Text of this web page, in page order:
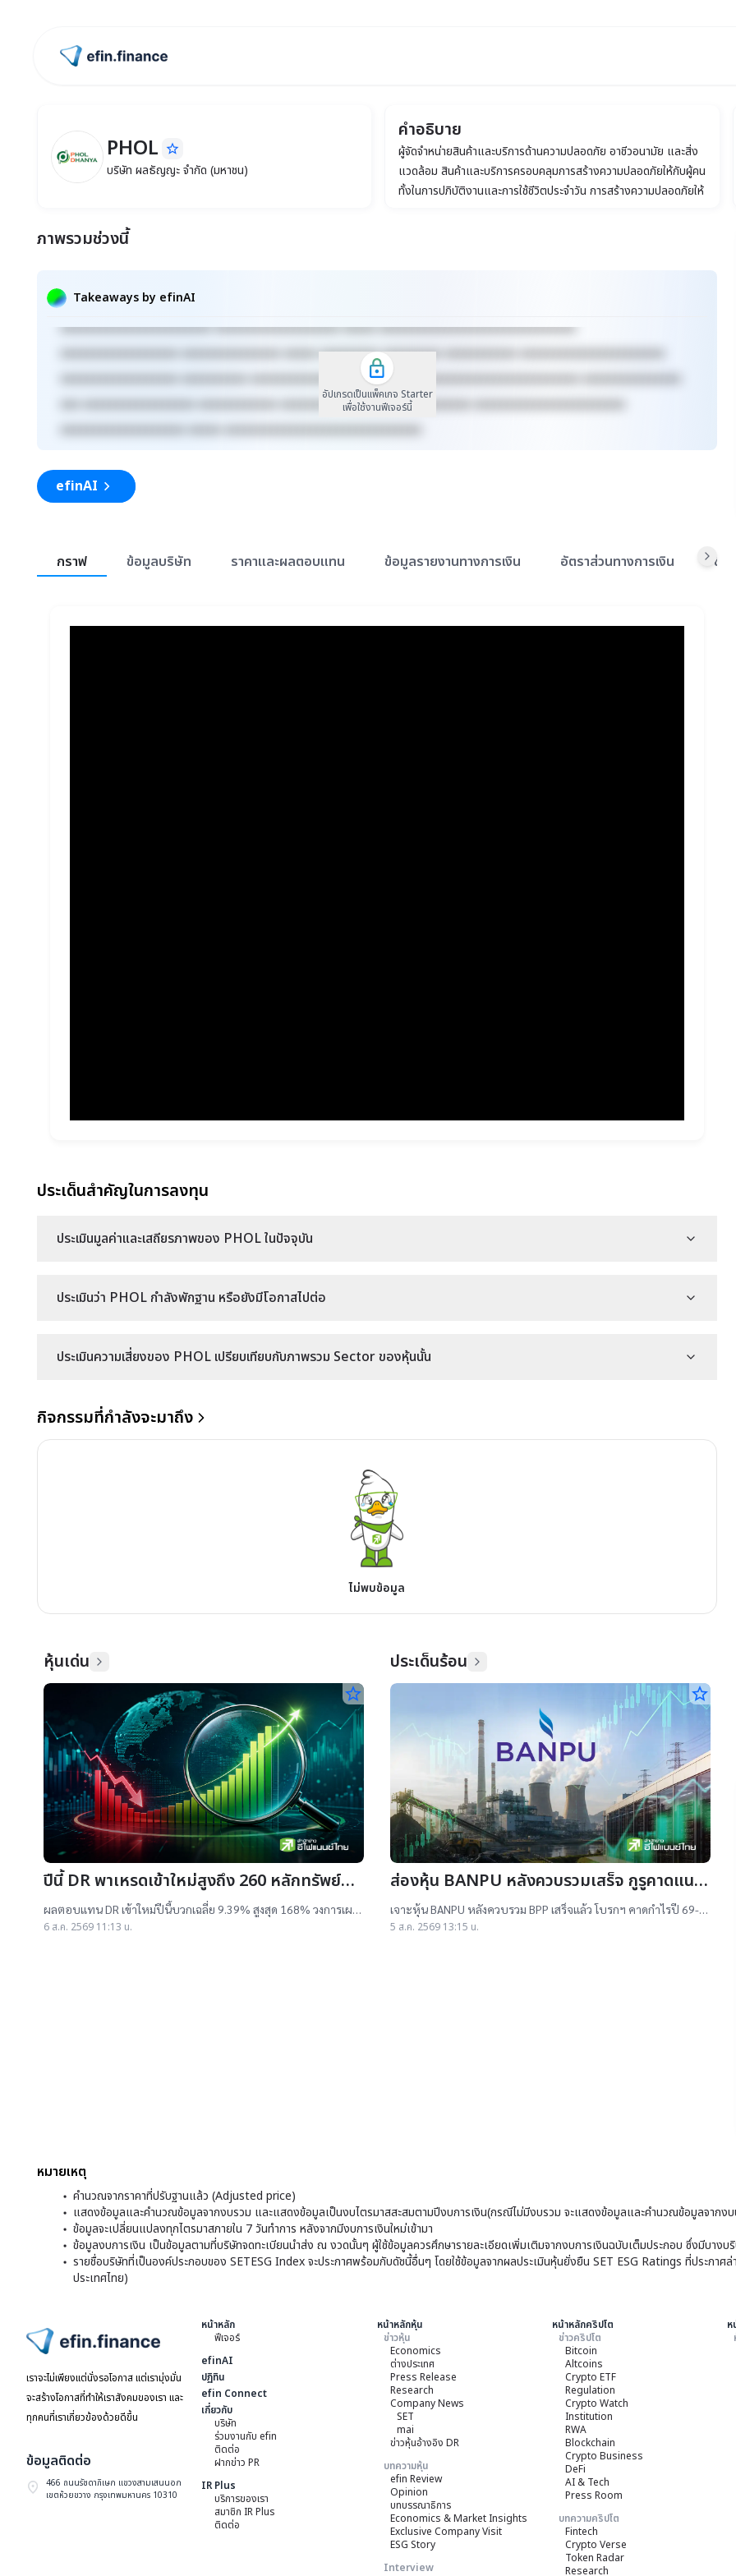
ไปหน้าแรก
PHOLบริษัท ผลธัญญะ จำกัด (มหาชน)
PHOL star_border
บริษัท ผลธัญญะ จำกัด (มหาชน)
คำอธิบาย
ผู้จัดจำหน่ายสินค้าและบริการด้านความปลอดภัย อาชีวอนามัย และสิ่ง
แวดล้อม สินค้าและบริการครอบคลุมการสร้างความปลอดภัยให้กับผู้คน
ทั้งในการปฏิบัติงานและการใช้ชีวิตประจำวัน การสร้างความปลอดภัยให้
ภาพรวมช่วงนี้
Takeaways by efinAI
xxxxxxxxxxxxxxxxxxxxxxx xxxxxxxxxxxxxxxxxxx xxxxx xxxxxxxxxxxxxxxxxxxxxxxxxxxxxx
xxxxxxxxxxxxxxxxxx xxxxxxxxxxxxxxx xxxxx xxxxxxxxx xxxxxxxxx xxxxxxxxxxx xxxxxxxxxxxxxxxxxxxxxx
xxxxxxxxxxxxxxxxxx xxxxxxxxxx xxxxxxxxxxxxx xxxxxxxxxx xxxxxxxxxxxxxxxxxxxxxxxxxx xxxxxxxxxxxxxxx
xxx xxxxxxxxxxxxxxxxx xxxxxxxxxxxx xxxxxxxxx xxxxxxxxxxx xxxxxxxx xxxxxxxxxxxxxxxxxxxxxxx
xxxxxxxxxxxxxxxxxxx xxxxx xxxxxxxxxxxxxxxxxxxxxxxxxxxxxx
อัปเกรดเป็นแพ็คเกจ Starter
เพื่อใช้งานฟีเจอร์นี้
efinAI
กราฟ
ข้อมูลบริษัท ราคาและผลตอบแทน ข้อมูลรายงานทางการเงิน อัตราส่วนทางการเงิน ข้อ
ประเด็นสำคัญในการลงทุน
ประเมินมูลค่าและเสถียรภาพของ PHOL ในปัจจุบัน
ประเมินว่า PHOL กำลังพักฐาน หรือยังมีโอกาสไปต่อ
ประเมินความเสี่ยงของ PHOL เปรียบเทียบกับภาพรวม Sector ของหุ้นนั้น
กิจกรรมที่กำลังจะมาถึง
ไม่พบข้อมูล
หุ้นเด่น
star_border
ปีนี้ DR พาเหรดเข้าใหม่สูงถึง 260 หลักทรัพย์
ผลตอบแทนบวกเฉลี่ย 9% สูงสุด 168%
ผลตอบแทน DR เข้าใหม่ปีนี้บวกเฉลี่ย 9.39% สูงสุด 168% วงการเผย
สาเหตุออกใหม่จำนวนมาก เป็นไปตามความต้องการลงทุนหุ้นเทคฯสูง
6 ส.ค. 2569 11:13 น.
ประเด็นร้อน
star_border
ส่องหุ้น BANPU หลังควบรวมเสร็จ กูรูคาดแนว
โน้มธุรกิจแจ่ม แถมยีลด์ปันผลดี เป้าสูงสุด
16.50 บาท
เจาะหุ้น BANPU หลังควบรวม BPP เสร็จแล้ว โบรกฯ คาดกำไรปี 69-
70 โต 19-22% เคาะราคาเป้าหมาย 14.50-16.50 บาท ยีลด์ปันผลดี
5 ส.ค. 2569 13:15 น.
หมายเหตุ
คำนวณจากราคาที่ปรับฐานแล้ว (Adjusted price)
แสดงข้อมูลและคำนวณข้อมูลจากงบรวม และแสดงข้อมูลเป็นงบไตรมาสสะสมตามปีงบการเงิน(กรณีไม่มีงบรวม จะแสดงข้อมูลและคำนวณข้อมูลจากง
ข้อมูลจะเปลี่ยนแปลงทุกไตรมาสภายใน 7 วันทำการ หลังจากมีงบการเงินใหม่เข้ามา
ข้อมูลงบการเงิน เป็นข้อมูลตามที่บริษัทจดทะเบียนนำส่ง ณ งวดนั้นๆ ผู้ใช้ข้อมูลควรศึกษารายละเอียดเพิ่มเติมจากงบการเงินฉบับเต็มประกอบ ซึ่งมีบาง
รายชื่อบริษัทที่เป็นองค์ประกอบของ SETESG Index จะประกาศพร้อมกับดัชนี้อื่นๆ โดยใช้ข้อมูลจากผลประเมินหุ้นยั่งยืน SET ESG Ratings ที่ประก
ประเทศไทย)
ไปหน้าแรก
เราจะไม่เพียงแต่นั่งรอโอกาส แต่เรามุ่งมั่น
จะสร้างโอกาสที่ทำให้เราสังคมของเรา และ
ทุกคนที่เราเกี่ยวข้องด้วยดีขึ้น
ข้อมูลติดต่อ
466 ถนนรัชดาภิเษก แขวงสามเสนนอก
เขตห้วยขวาง กรุงเทพมหานคร 10310
หน้าหลัก
ฟีเจอร์
efinAI
ปฏิทิน
efin Connect
เกี่ยวกับ
บริษัท
ร่วมงานกับ efin
ติดต่อ
ฝากข่าว PR
IR Plus
บริการของเรา
สมาชิก IR Plus
ติดต่อ
หน้าหลักหุ้น
ข่าวหุ้น
Economics
ต่างประเทศ
Press Release
Research
Company News
SET
mai
ข่าวหุ้นอ้างอิง DR
บทความหุ้น
efin Review
Opinion
บทบรรณาธิการ
Economics & Market Insights
Exclusive Company Visit
ESG Story
Interview
หน้าหลักคริปโต
ข่าวคริปโต
Bitcoin
Altcoins
Crypto ETF
Regulation
Crypto Watch
Institution
RWA
Blockchain
Crypto Business
DeFi
AI & Tech
Press Room
บทความคริปโต
Fintech
Crypto Verse
Token Radar
Research
ห